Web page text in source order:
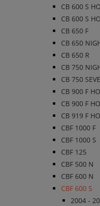
CB 600 S
CB 600 S
CB 650 F
CB 650
CB 650 R
CB 750
CB 750
CB 900 F
CB 900 F
CB 919 F
CBF 1000 F
CBF 1000 S
CBF 125
CBF 500 N
CBF 600 N
CBF 600 S
2004 -